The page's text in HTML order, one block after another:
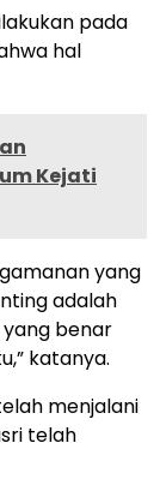
pada
hal
Kejati
yang
adalah
benar
katanya.
menjalani
telah